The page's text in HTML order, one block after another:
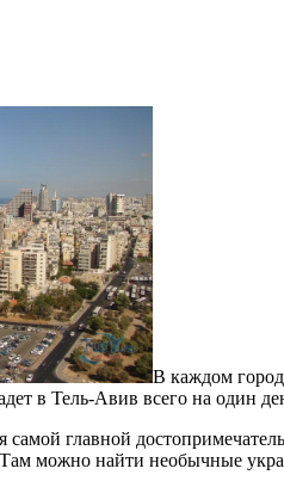
В каждом
в Тель-Авив всего на один
главной
можно найти необычные